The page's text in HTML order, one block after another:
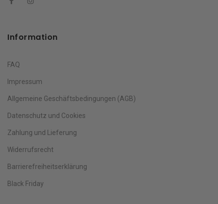
Information
FAQ
Impressum
Allgemeine Geschäftsbedingungen (AGB)
Datenschutz und Cookies
Zahlung und Lieferung
Widerrufsrecht
Barrierefreiheitserklärung
Black Friday